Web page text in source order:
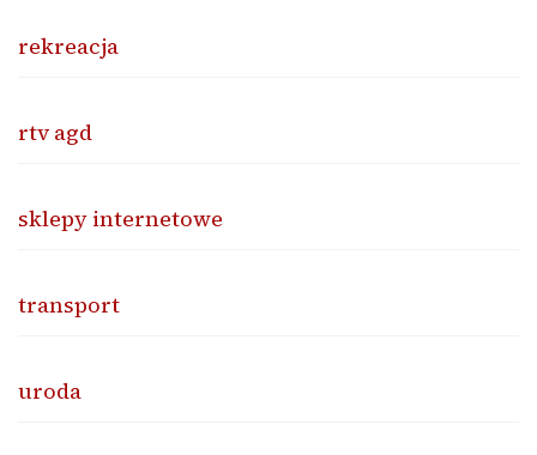
rekreacja
rtv agd
sklepy internetowe
transport
uroda